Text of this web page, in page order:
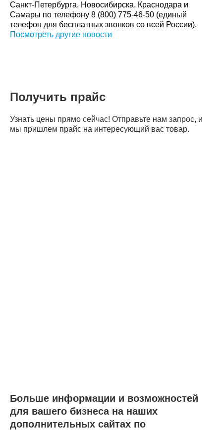
Санкт-Петербурга, Новосибирска, Краснодара и
Самары по телефону 8 (800) 775-46-50 (единый
телефон для бесплатных звонков со всей России).
Посмотреть другие новости
Получить прайс
Узнать цены прямо сейчас! Отправьте нам запрос, и
мы пришлем прайс на интересующий вас товар.
Больше информации и возможностей
для вашего бизнеса на наших
дополнительных сайтах по